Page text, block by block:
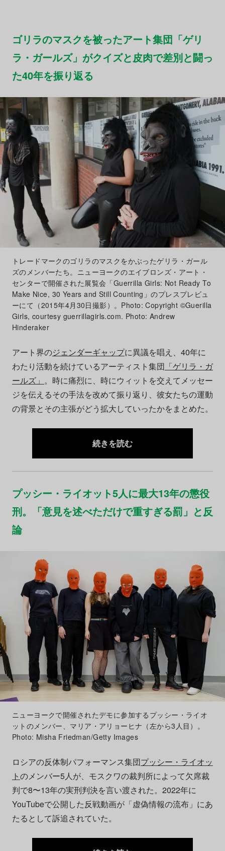
ゴリラのマスクを被ったアート集団「ゲリ
ラ・ガールズ」がクイズと皮肉で差別と闘っ
た40年を振り返る
トレードマークのゴリラのマスクをかぶったゲリラ・ガール
ズのメンバーたち。ニューヨークのエイブロンズ・アート・
センターで開催された展覧会「Guerrilla Girls: Not Ready To
Make Nice, 30 Years and Still Counting」のプレスプレビュ
ーにて（2015年4月30日撮影）。Photo: Copyright ©Guerilla
Girls, courtesy guerrillagirls.com. Photo: Andrew
Hinderaker
アート界のジェンダーギャップに異議を唱え、40年に
わたり活動を続けているアーティスト集団 「ゲリラ・ガ
ールズ」 。時に痛烈に、時にウィットを交えてメッセー
ジを伝えるその手法を改めて振り返り、彼女たちの運動
の背景とその主張がどう拡大していったかをまとめた。
続きを読む
プッシー・ライオット5人に最大13年の懲役
刑。「意見を述べただけで重すぎる罰」と反
論
ニューヨークで開催されたデモに参加するプッシー・ライオ
ットのメンバー、マリア・アリョーヒナ（左から3人目）。
Photo: Misha Friedman/Getty Images
ロシアの反体制パフォーマンス集団プッシー・ライオッ
トのメンバー5人が、モスクワの裁判所によって欠席裁
判で8〜13年の実刑判決を言い渡された。2022年に
YouTubeで公開した反戦動画が「虚偽情報の流布」にあ
たるとして訴追されていた。